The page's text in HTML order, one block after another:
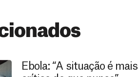
Ebola: “A situação é mais